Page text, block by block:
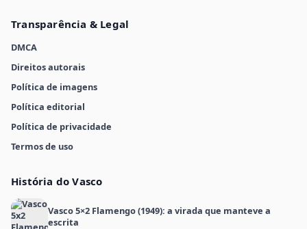
Transparência & Legal
DMCA
Direitos autorais
Política de imagens
Política editorial
Política de privacidade
Termos de uso
História do Vasco
Vasco 5×2 Flamengo (1949): a virada que manteve a
escrita